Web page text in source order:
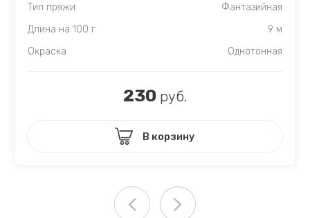
Тип пряжи
Фантазийная
Длина на 100 г
9 м
Окраска
Однотонная
230 руб.
В корзину